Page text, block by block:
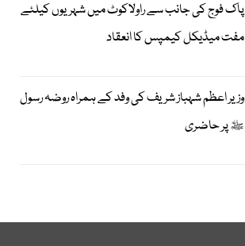
پاک فوج کی جانب سے راولاکوٹ میں شہریوں کیلئے
مفت میڈیکل کیمپس کا انعقاد
وزیر اعظم شہباز شریف کی وفد کے ہمراہ روضہ رسول
ﷺ پر حاضری